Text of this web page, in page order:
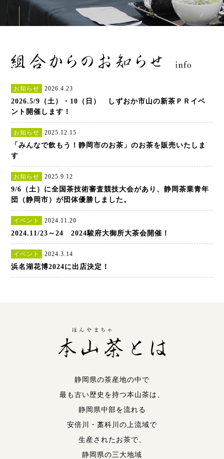
お知らせ 2026.4.23
2026.5/9（土）・10（日） しずおか市山の新茶ＰＲイベ
ント開催します！
お知らせ 2025.12.15
「みんなで飲もう！静岡市のお茶」のお茶を販売いたしま
す
お知らせ 2025.9.12
9/6（土）に全国茶技術審査競技大会があり、静岡茶業青年
団（静岡市）が団体優勝しました。
イベント 2024.11.20
2024.11/23～24 2024駿府大御所大茶会開催！
イベント 2024.3.14
浜名湖花博2024に出店決定！
静岡県の茶産地の中で
最も古い歴史を持つ本山茶は、
静岡県中部を流れる
安倍川・藁科川の上流域で
生産されたお茶で、
静岡県の三大地域